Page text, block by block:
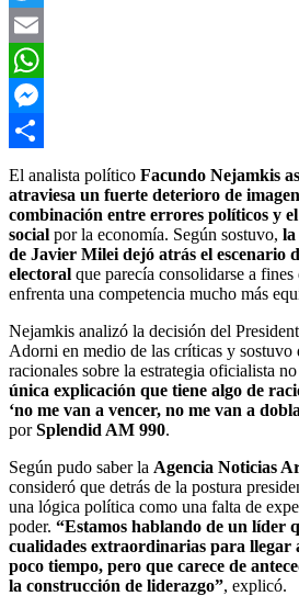
Twitter
Email
WhatsApp
Messenger
Compartir
El analista político Facundo Nejamkis
atraviesa un fuerte deterioro de
combinación entre errores políticos y
social por la economía. Según sostuvo, la
de Javier Milei dejó atrás el escenario
electoral que parecía consolidarse a
enfrenta una competencia mucho más
Nejamkis analizó la decisión del
Adorni en medio de las críticas y sostuvo
racionales sobre la estrategia oficialista
única explicación que tiene algo de
‘no me van a vencer, no me van a
porSplendid AM 990.
Según pudo saber la Agencia Noticias
consideró que detrás de la postura
una lógica política como una falta de
poder. “Estamos hablando de un líder
cualidades extraordinarias para llegar
poco tiempo, pero que carece de
la construcción de liderazgo”, explicó.